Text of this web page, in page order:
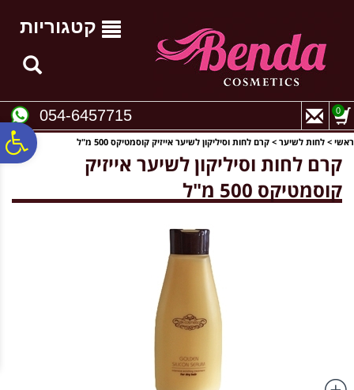
נגישות
קטגוריות
054-6457715 0
ראשי > לחות לשיער > קרם לחות וסיליקון לשיער אייזיק קוסמטיקס 500 מ"ל
קרם לחות וסיליקון לשיער אייזיק
קוסמטיקס 500 מ"ל